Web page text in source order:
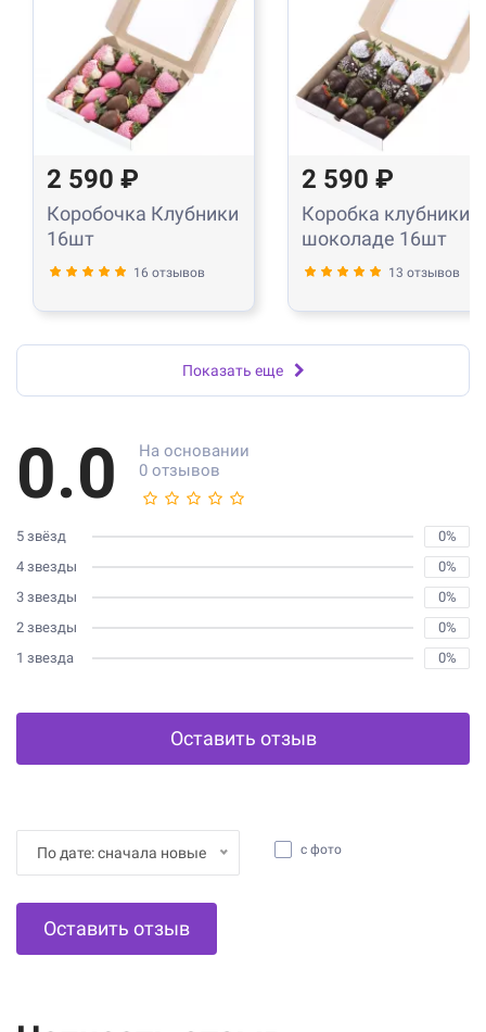
2 590 ₽
Коробочка Клубники
16шт
16 отзывов
2 590 ₽
Коробка клубники в
шоколаде 16шт
13 отзывов
Показать еще
0.0
На основании
0 отзывов
5 звёзд
0%
4 звезды
0%
3 звезды
0%
2 звезды
0%
1 звезда
0%
Оставить отзыв
По дате: сначала новые с фото
Оставить отзыв